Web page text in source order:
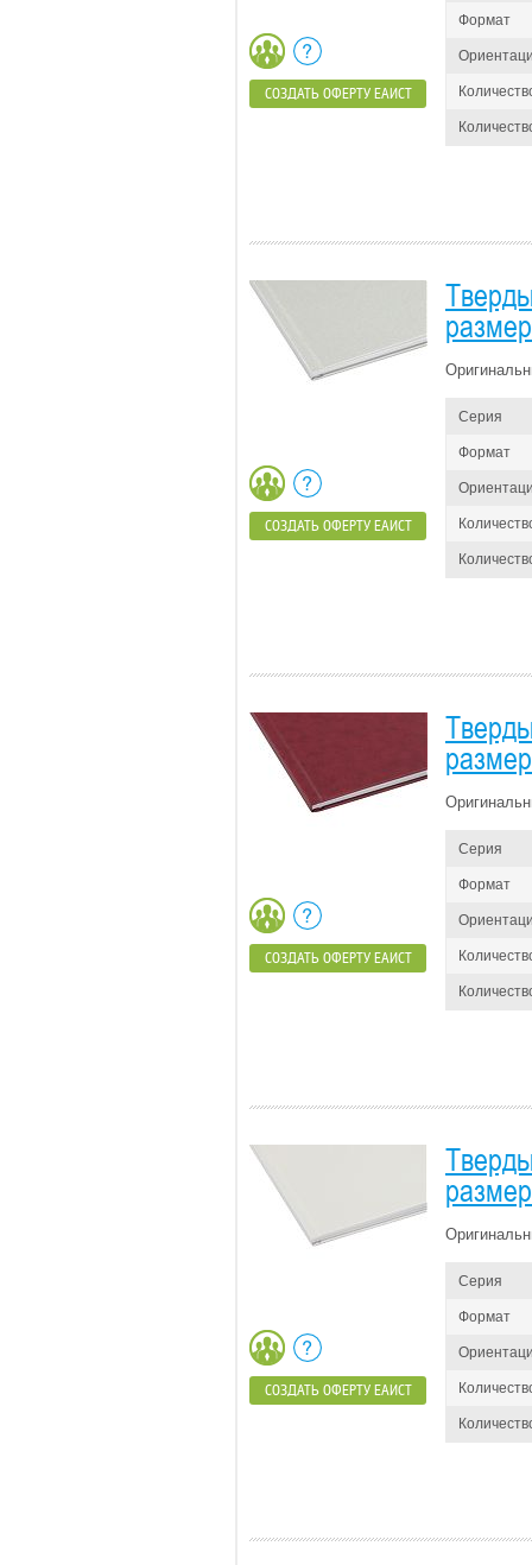
Формат
СОЗДАТЬ ОФЕРТУ ЕАИСТ
Серия
Формат
СОЗДАТЬ ОФЕРТУ ЕАИСТ
Серия
Формат
СОЗДАТЬ ОФЕРТУ ЕАИСТ
Серия
Формат
СОЗДАТЬ ОФЕРТУ ЕАИСТ